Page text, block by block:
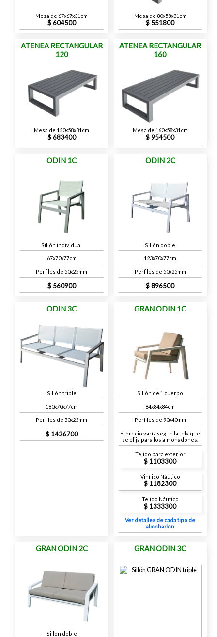
Mesa de 67x67x31cm
604500
Mesa de 80x58x31cm
551800
ATENEA RECTANGULAR
120
Mesa de 120x58x31cm
683400
ATENEA RECTANGULAR
160
Mesa de 160x58x31cm
954500
ODIN 1C
Sillón individual
67x70x77cm
Perfiles de 50x25mm
560900
ODIN 2C
Sillón doble
123x70x77cm
Perfiles de 50x25mm
896500
ODIN 3C
Sillón triple
180x70x77cm
Perfiles de 50x25mm
1426700
GRAN ODIN 1C
Sillón de 1 cuerpo
84x84x84cm
Perfiles de 90x40mm
El precio varía según la tela que
se elija para los almohadones.
Tejido para exterior
1103300
Vinílico Náutico
1182300
Tejido Náutico
1333300
Ver detalles de cada tipo de
almohadón
GRAN ODIN 2C
Sillón doble
GRAN ODIN 3C